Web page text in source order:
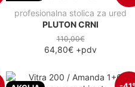
profesionalna stolica za ured
PLUTON CRNI
110,00€
64,80€ +pdv